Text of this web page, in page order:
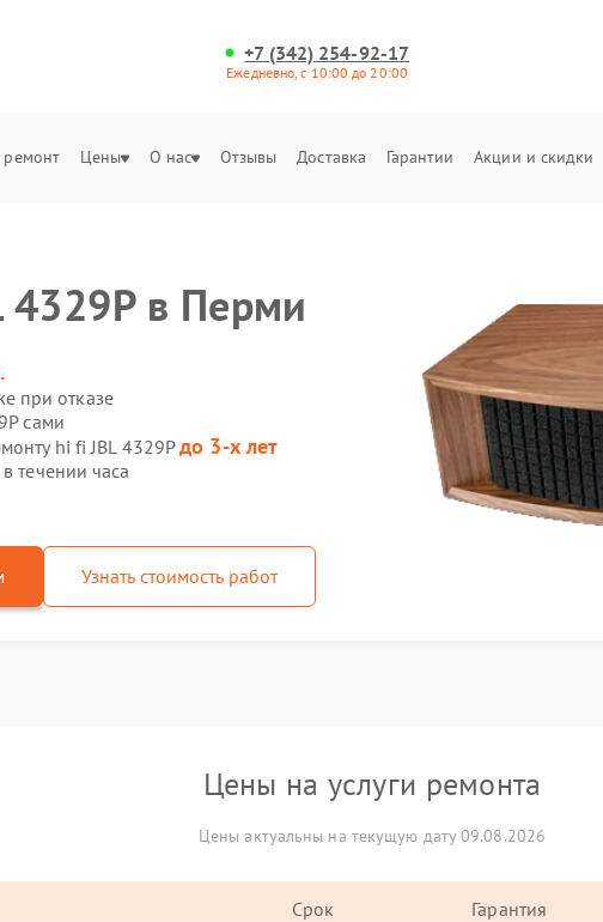
+7 (342) 254-92-17
Ежедневно, с 10:00 до 20:00
Цены О нас Отзывы Доставка Гарантии Акции и скидки
4329P в Перми
при отказе
сами
hi fi JBL 4329Pдо 3-х лет
течении часа
Узнать стоимость работ
Цены на услуги ремонта
Цены актуальны на текущую дату 09.08.2026
Срок Гарантия